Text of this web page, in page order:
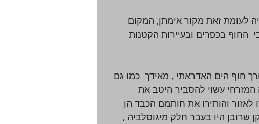
לעומת זאת מקור אימתן, המקום
החוף בכפרים ובעיירות הקטנות
חוף הים האדראתי , מאידך  כמו גם
המזרחי עשוי להסביר היטב את
לאזור והותירו את חותמם הכבד הן
שרובן היו בעבר חלק מיגוסלביה ,